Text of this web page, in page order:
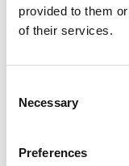
provided to them
of their services.
Selection
Necessary
Preferences
którzy poszukują
Can I